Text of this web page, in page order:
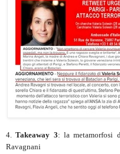
4.Takeaway 3: la metamorfosi
Ravagnani